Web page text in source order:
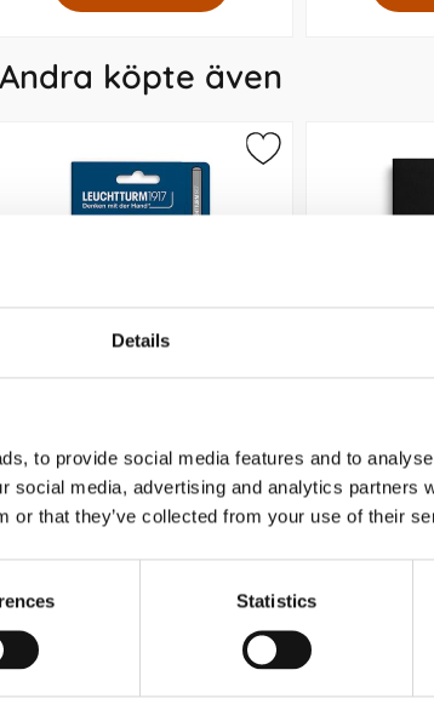
Details
to provide social media features and to
social media, advertising and analytics partners
or that they’ve collected from your use of their
Statistics
Andra köpte även
45 kr/st
Köp
Vecka/